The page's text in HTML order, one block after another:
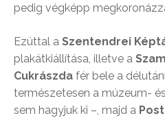
pedig végképp
Ezúttal a Szentendrei
plakátkiállítása, illetve a
Cukrászda fér bele a
természetesen a múzeum-
sem hagyjuk ki –, majd a